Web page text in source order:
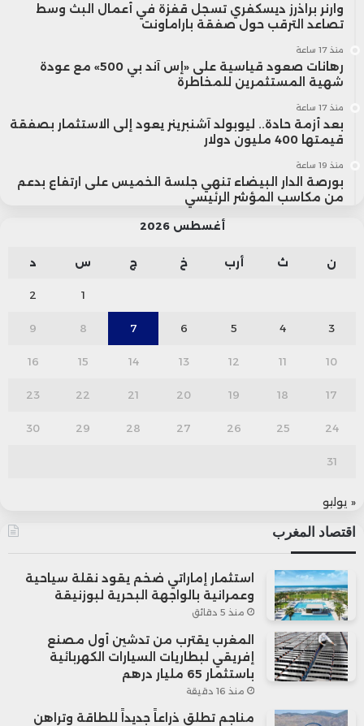
وارنر براذرز ديسكفري تسجل قفزة في أعمال البث وسط
تصاعد الترقب حول صفقة باراماونت
منذ 17 ساعة
رهانات صعود قياسية على «إس آند بي 500» مع عودة
شهية المستثمرين للمخاطرة
منذ 17 ساعة
بعد أزمة حادة.. ليوبولد آشنبرينر يعود إلى الاستثمار بصفقة
قيمتها 400 مليون دولار
منذ 19 ساعة
بورصة الدار البيضاء تنهي جلسة الخميس على ارتفاع بدعم
من مكاسب المؤشر الرئيسي
أغسطس 2026
ن ث أرب خ ج س د
1
2
3
4
5
6
7
8
9
10
11
12
13
14
15
16
17
18
19
20
21
22
23
24
25
26
27
28
29
30
31
« يوليو
اقتصاد المغرب
استثمار إماراتي ضخم يقود نقلة سياحية
وعمرانية بالواجهة البحرية لبوزنيقة
منذ 5 دقائق
المغرب يقترب من تدشين أول مصنع
إفريقي لبطاريات السيارات الكهربائية
باستثمار 65 مليار درهم
منذ 16 دقيقة
مناجم تطلق ذراعاً جديداً للطاقة وتراهن